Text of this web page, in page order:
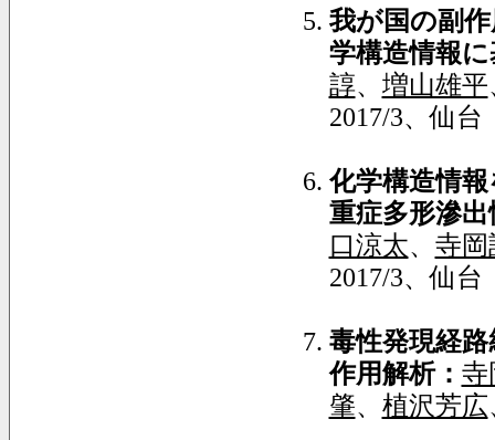
我が国の副
学構造情報
諄、 増山雄平
2017/3、仙台
化学構造情
重症多形滲
口涼太、 寺岡
2017/3、仙台
毒性発現経
作用解析： 寺
肇、 植沢芳広